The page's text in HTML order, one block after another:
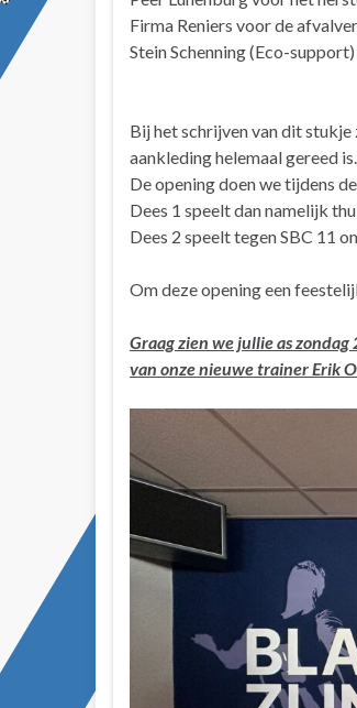
Firma Reniers voor de
Stein Schenning (Eco-
Bij het schrijven van dit stukje
aankleding helemaal gereed is.
De opening doen we tijdens
Dees 1 speelt dan namelijk
Dees 2 speelt tegen SBC 11
Om deze opening een
Graag zien we jullie as
van onze nieuwe trainer Erik